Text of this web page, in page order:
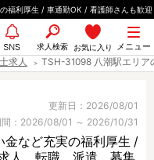
福利厚生 / 車通勤OK / 看護師さんも歓迎
メニュー
お気に入り
求人検索
SNS
求人 TSH-31098 八潮駅エリア
更新日：2026/08/01
間：2026/08/01 ～ 2026/10/31
金など充実の福利厚生 /